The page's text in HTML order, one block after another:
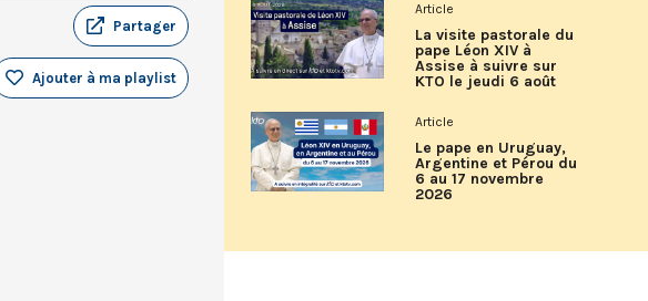
Partager
Ajouter à ma playlist
Article
La visite pastorale du
pape Léon XIV à
Assise à suivre sur
KTO le jeudi 6 août
Article
Le pape en Uruguay,
Argentine et Pérou du
6 au 17 novembre
2026